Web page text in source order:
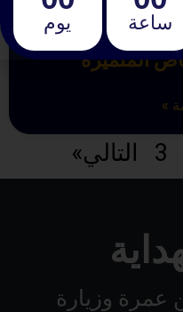
المتميزة
»
3 التالي»
عمرة وزيارة
يوم ساعة